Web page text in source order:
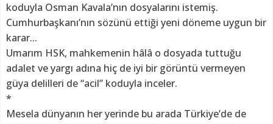
koduyla Osman Kavala’nın dosyalarını istemiş.
Cumhurbaşkanı’nın sözünü ettiği yeni döneme uygun bir
karar...
Umarım HSK, mahkemenin hâlâ o dosyada tuttuğu
adalet ve yargı adına hiç de iyi bir görüntü vermeyen
güya delilleri de “acil” koduyla inceler.
*
Mesela dünyanın her yerinde bu arada Türkiye’de de